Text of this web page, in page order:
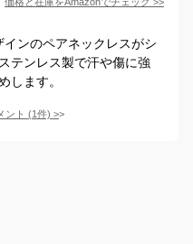
ンのペアネックレスがシ
テンレス製で汗や傷に強
します。
ント (1件) >